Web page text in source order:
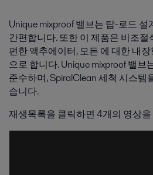
Unique mixproof 밸브는 탑-로드
간편합니다. 또한 이 제품은 비조
편한 액추에이터, 모든 에 대한 내
으로 합니다. Unique mixproof 밸브
준수하며, SpiralClean 세척 시스템
습니다.
재생목록을 클릭하면 4개의 영상